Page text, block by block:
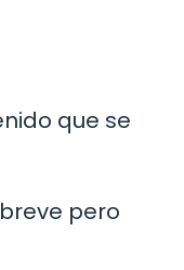
que se
pero